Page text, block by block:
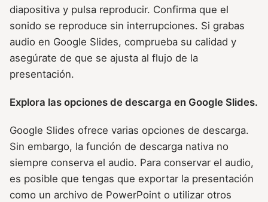
diapositiva y pulsa reproducir. Confirma que el
sonido se reproduce sin interrupciones. Si grabas
audio en Google Slides, comprueba su calidad y
asegúrate de que se ajusta al flujo de la
presentación.
Explora las opciones de descarga en Google Slides.
Google Slides ofrece varias opciones de descarga.
Sin embargo, la función de descarga nativa no
siempre conserva el audio. Para conservar el audio,
es posible que tengas que exportar la presentación
como un archivo de PowerPoint o utilizar otros